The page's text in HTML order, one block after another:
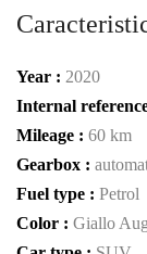
Year : 2020
Internal
Mileage : 60 km
Gearbox :
Fuel type : Petrol
Color : Giallo